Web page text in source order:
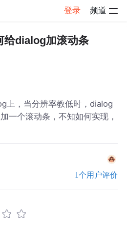
登录 频道
情
给dialog加滚动条
上，当分辨率教低时，dialog
一个滚动条，不知如何实现，
1个用户评价